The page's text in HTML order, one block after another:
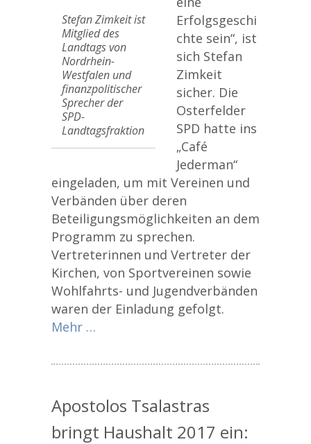
Stefan Zimkeit ist
Mitglied des
Landtags von
Nordrhein-
Westfalen und
finanzpolitischer
Sprecher der
SPD-
Landtagsfraktion
Erfolgsgeschi
chte sein“, ist
sich Stefan
Zimkeit
sicher. Die
Osterfelder
SPD hatte ins
„Café
Jederman“
eingeladen, um mit Vereinen und
Verbänden über deren
Beteiligungsmöglichkeiten an dem
Programm zu sprechen.
Vertreterinnen und Vertreter der
Kirchen, von Sportvereinen sowie
Wohlfahrts- und Jugendverbänden
waren der Einladung gefolgt.
Mehr …
Apostolos Tsalastras
bringt Haushalt 2017 ein: